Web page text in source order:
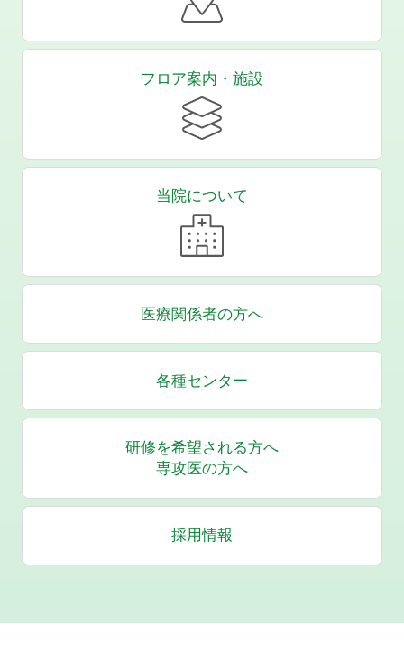
フロア案内・施設
当院について
医療関係者の方へ
各種センター
研修を希望される方へ
専攻医の方へ
採用情報